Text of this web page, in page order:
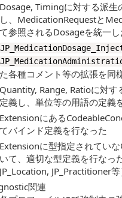
Dosage, Timingに対する派生
し、MedicationRequestと
て参照されるDosageを統一し
た各種コメント等の拡張を同
Quantity, Range, Ratioに対す
定義し、単位等の用語の定義
Extensionにある
てバインド定義を行なった
Extensionに型指定されてい
いて、適切な型定義を行なっ
JP_Location, JP_Practitioner等
関連